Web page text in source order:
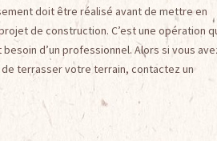
doit être réalisé avant de mettre en
de construction. C’est une opération
besoin d’un professionnel. Alors si vous
de terrasser votre terrain, contactez un